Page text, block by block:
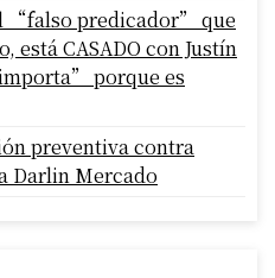
“falso predicador” que
está CASADO con Justín
porque es
preventiva contra
Darlin Mercado